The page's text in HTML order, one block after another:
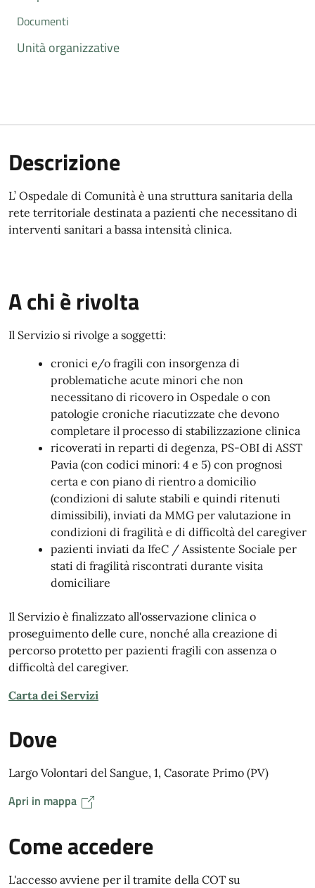
Documenti
Unità organizzative
Descrizione
L’ Ospedale di Comunità è una struttura sanitaria della
rete territoriale destinata a pazienti che necessitano di
interventi sanitari a bassa intensità clinica.
A chi è rivolta
Il Servizio si rivolge a soggetti:
cronici e/o fragili con insorgenza di
problematiche acute minori che non
necessitano di ricovero in Ospedale o con
patologie croniche riacutizzate che devono
completare il processo di stabilizzazione clinica
ricoverati in reparti di degenza, PS-OBI di ASST
Pavia (con codici minori: 4 e 5) con prognosi
certa e con piano di rientro a domicilio
(condizioni di salute stabili e quindi ritenuti
dimissibili), inviati da MMG per valutazione in
condizioni di fragilità e di difficoltà del caregiver
pazienti inviati da IfeC / Assistente Sociale per
stati di fragilità riscontrati durante visita
domiciliare
Il Servizio è finalizzato all'osservazione clinica o
proseguimento delle cure, nonché alla creazione di
percorso protetto per pazienti fragili con assenza o
difficoltà del caregiver.
Carta dei Servizi
Dove
Largo Volontari del Sangue, 1, Casorate Primo (PV)
Apri in mappa
Come accedere
L'accesso avviene per il tramite della COT su